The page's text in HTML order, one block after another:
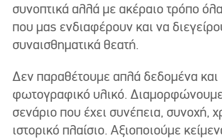
συνοπτικά αλλά με ακέραιο τρόπο
που μας ενδιαφέρουν και να
συναισθηματικά θεατή.
Δεν παραθέτουμε απλά δεδομένα και
φωτογραφικό υλικό.
σενάριο που έχει συνέπεια, συνοχή,
ιστορικό πλαίσιο. Αξιοποιούμε